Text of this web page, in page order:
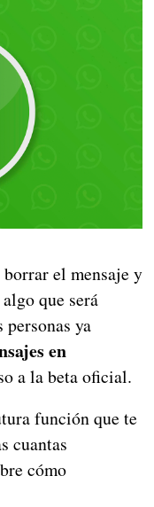
el mensaje y
que será
ya
en
a la beta oficial.
función que te
cuantas
cómo